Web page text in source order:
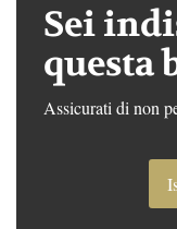
Sei
questa
Assicurati di non